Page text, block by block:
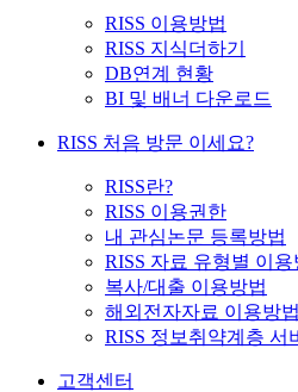
RISS 이용방법
RISS 지식더하기
DB연계 현황
BI 및 배너 다운로드
RISS 처음 방문 이세요?
RISS란?
RISS 이용권한
내 관심논문 등록방법
RISS 자료 유형별 이용
복사/대출 이용방법
해외전자자료 이용방법
RISS 정보취약계층 서
고객센터